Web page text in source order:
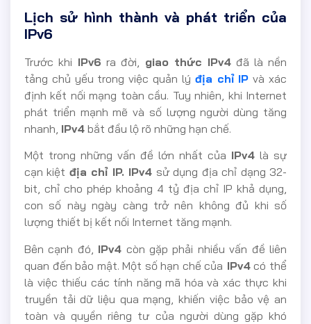
Lịch sử hình thành và phát triển của
IPv6
Trước khi IPv6 ra đời, giao thức IPv4đã là nền
tảng chủ yếu trong việc quản lý địa chỉ IP và xác
định kết nối mạng toàn cầu. Tuy nhiên, khi Internet
phát triển mạnh mẽ và số lượng người dùng tăng
nhanh, IPv4 bắt đầu lộ rõ những hạn chế.
Một trong những vấn đề lớn nhất của IPv4 là sự
cạn kiệt địa chỉ IP. IPv4 sử dụng địa chỉ dạng 32-
bit, chỉ cho phép khoảng 4 tỷ địa chỉ IP khả dụng,
con số này ngày càng trở nên không đủ khi số
lượng thiết bị kết nối Internet tăng mạnh.
Bên cạnh đó, IPv4 còn gặp phải nhiều vấn đề liên
quan đến bảo mật. Một số hạn chế của IPv4có thể
là việc thiếu các tính năng mã hóa và xác thực khi
truyền tải dữ liệu qua mạng, khiến việc bảo vệ an
toàn và quyền riêng tư của người dùng gặp khó